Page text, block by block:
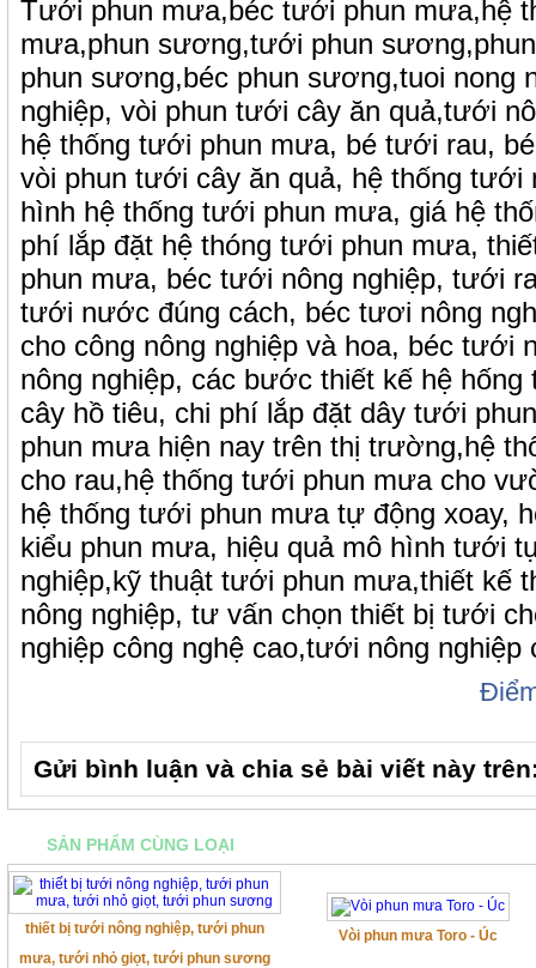
Tưới phun mưa,béc tưới phun mưa,hệ
mưa,phun sương,tưới phun
phun sương,béc phun sương,tuoi nong
nghiệp, vòi phun tưới cây ăn quả,tưới
hệ thống tưới phun mưa, bé tưới rau,
vòi phun tưới cây ăn quả, hệ thống
hình hệ thống tưới phun mưa, giá hệ
phí lắp đặt hệ thóng tưới phun mưa,
phun mưa, béc tưới nông nghiệp, tưới
tưới nước đúng cách, béc tươi nông
cho công nông nghiệp và hoa, béc tưới
nông nghiệp, các bước thiết kế hệ
cây hồ tiêu, chi phí lắp đặt dây tưới
phun mưa hiện nay trên thị trường,hệ
cho rau,hệ thống tưới phun mưa cho
hệ thống tưới phun mưa tự động xoay,
kiểu phun mưa, hiệu quả mô hình tưới
nghiệp,kỹ thuật tưới phun mưa,thiết kế
nông nghiệp, tư vấn chọn thiết bị tưới
nghiệp công nghệ cao,tưới nông
Gửi bình luận và chia sẻ bài viết này
SẢN PHẨM CÙNG LOẠI
thiết bị tưới nông nghiệp, tưới phun
mưa, tưới nhỏ giọt, tưới phun sương
Vòi phun mưa Toro - Úc